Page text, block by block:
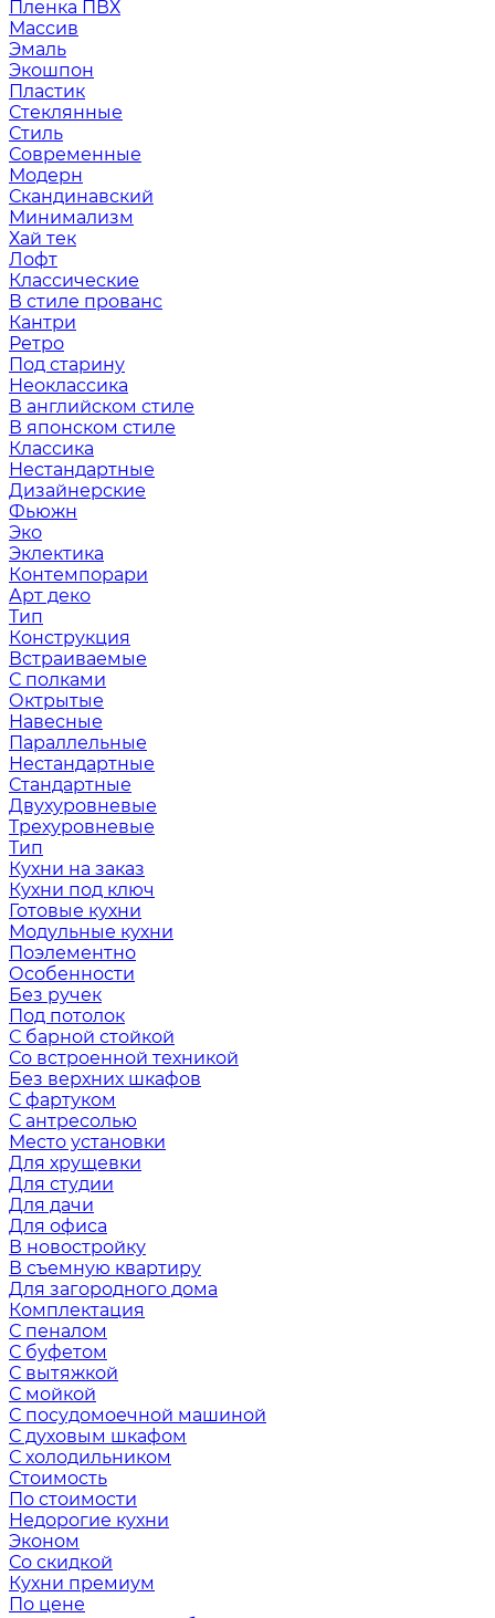
Пленка ПВХ
Массив
Эмаль
Экошпон
Пластик
Стеклянные
Стиль
Современные
Модерн
Скандинавский
Минимализм
Хай тек
Лофт
Классические
В стиле прованс
Кантри
Ретро
Под старину
Неоклассика
В английском стиле
В японском стиле
Классика
Нестандартные
Дизайнерские
Фьюжн
Эко
Эклектика
Контемпорари
Арт деко
Тип
Конструкция
Встраиваемые
С полками
Октрытые
Навесные
Параллельные
Нестандартные
Стандартные
Двухуровневые
Трехуровневые
Тип
Кухни на заказ
Кухни под ключ
Готовые кухни
Модульные кухни
Поэлементно
Особенности
Без ручек
Под потолок
С барной стойкой
Со встроенной техникой
Без верхних шкафов
С фартуком
С антресолью
Место установки
Для хрущевки
Для студии
Для дачи
Для офиса
В новостройку
В съемную квартиру
Для загородного дома
Комплектация
С пеналом
С буфетом
С вытяжкой
С мойкой
С посудомоечной машиной
С духовым шкафом
С холодильником
Стоимость
По стоимости
Недорогие кухни
Эконом
Со скидкой
Кухни премиум
По цене